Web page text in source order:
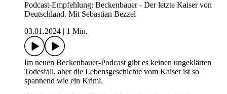
Podcast-Empfehlung: Beckenbauer - Der letzte Kaiser von
Deutschland. Mit Sebastian Bezzel
03.01.2024
1 Min.
Im neuen Beckenbauer-Podcast gibt es keinen ungeklärten
Todesfall, aber die Lebensgeschichte vom Kaiser ist so
spannend wie ein Krimi.